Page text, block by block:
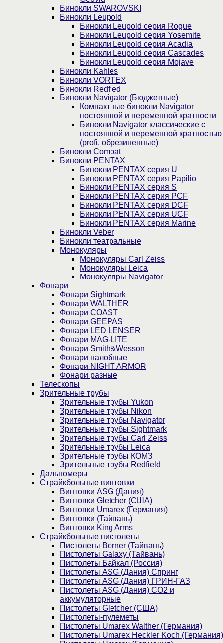
Бинокли SWAROVSKI
Бинокли Leupold
Бинокли Leupold серия Rogue
Бинокли Leupold серия Yosemite
Бинокли Leupold серия Acadia
Бинокли Leupold серия Cascades
Бинокли Leupold серия Mojave
Бинокли Kahles
Бинокли VORTEX
Бинокли Redfied
Бинокли Navigator (Бюджетные)
Компактные бинокли Navigator
постоянной и переменной кратности
Бинокли Navigator классические с
постоянной и переменной кратностью
(profi, обрезиненные)
Бинокли Combat
Бинокли PENTAX
Бинокли PENTAX серия U
Бинокли PENTAX серия Papilio
Бинокли PENTAX серия S
Бинокли PENTAX серия PCF
Бинокли PENTAX серия DCF
Бинокли PENTAX серия UCF
Бинокли PENTAX серия Marine
Бинокли Veber
Бинокли театральные
Монокуляры
Монокуляры Carl Zeiss
Монокуляры Leica
Монокуляры Navigator
Фонари
Фонари Sightmark
Фонари WALTHER
Фонари COAST
Фонари GEEPAS
Фонари LED LENSER
Фонари MAG-LITE
Фонари Smith&Wesson
Фонари налобные
Фонари NIGHT ARMOR
Фонари разные
Телескопы
Зрительные трубы
Зрительные трубы Yukon
Зрительные трубы Nikon
Зрительные трубы Navigator
Зрительные трубы Sightmark
Зрительные трубы Carl Zeiss
Зрительные трубы Leica
Зрительные трубы КОМЗ
Зрительные трубы Redfield
Дальномеры
Страйкбольные винтовки
Винтовки ASG (Дания)
Винтовки Gletcher (США)
Винтовки Umarex (Германия)
Винтовки (Тайвань)
Винтовки King Arms
Страйкбольные пистолеты
Пистолеты Borner (Тайвань)
Пистолеты Galaxy (Тайвань)
Пистолеты Байкал (Россия)
Пистолеты ASG (Дания) Спринг
Пистолеты ASG (Дания) ГРИН-ГАЗ
Пистолеты ASG (Дания) CO2 и
аккумуляторные
Пистолеты Gletcher (США)
Пистолеты-пулеметы
Пистолеты Umarex Walther (Германия)
Пистолеты Umarex Heckler Koch (Германия)